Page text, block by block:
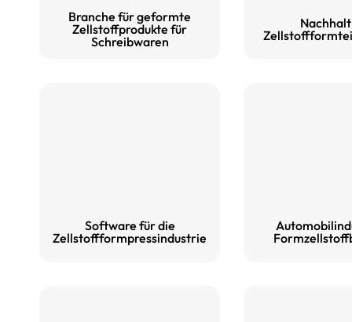
Branche für geformte
Zellstoffprodukte für
Schreibwaren
Software für die
Zellstoffformpressindustrie